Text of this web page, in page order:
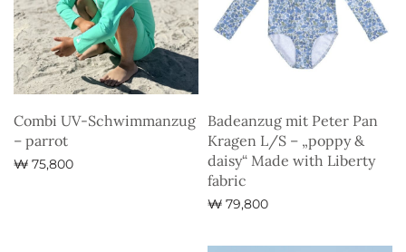
Combi UV-Schwimmanzug
– parrot
₩ 75,800
Badeanzug mit Peter Pan
Kragen L/S – „poppy &
daisy“ Made with Liberty
fabric
₩ 79,800